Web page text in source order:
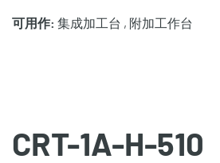
可用作: 集成加工台 , 附加工作台
CRT-1A-H-510